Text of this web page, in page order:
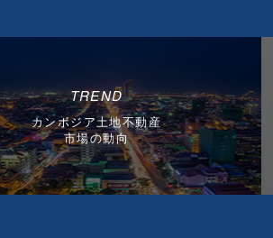
TREND
カンボジア土地不動産
市場の動向